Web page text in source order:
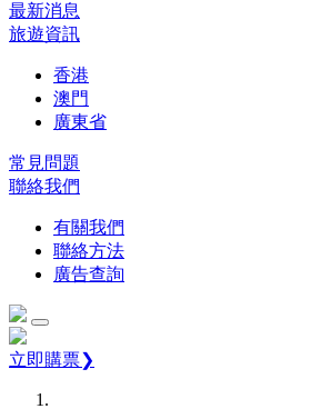
最新消息
旅遊資訊
香港
澳門
廣東省
常見問題
聯絡我們
有關我們
聯絡方法
廣告查詢
立即購票❯